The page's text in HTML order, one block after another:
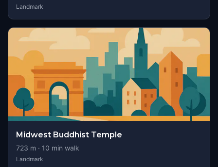
Landmark
Midwest Buddhist Temple
723 m · 10 min walk
Landmark